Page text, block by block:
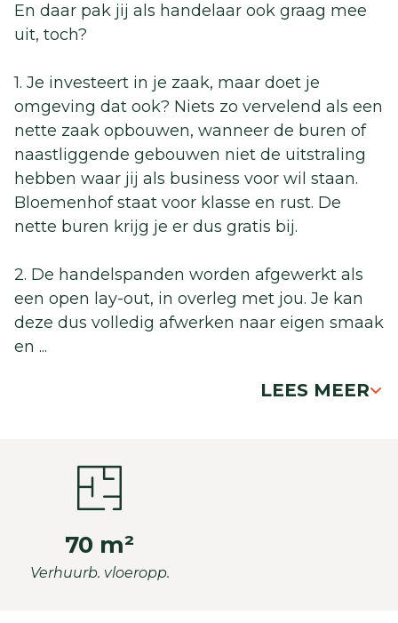
En daar pak jij als handelaar ook graag mee
uit, toch?
1. Je investeert in je zaak, maar doet je
omgeving dat ook? Niets zo vervelend als een
nette zaak opbouwen, wanneer de buren of
naastliggende gebouwen niet de uitstraling
hebben waar jij als business voor wil staan.
Bloemenhof staat voor klasse en rust. De
nette buren krijg je er dus gratis bij.
2. De handelspanden worden afgewerkt als
een open lay-out, in overleg met jou. Je kan
deze dus volledig afwerken naar eigen smaak
en ...
LEES MEER
70 m²
Verhuurb. vloeropp.